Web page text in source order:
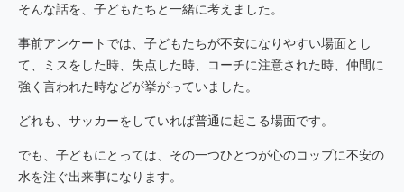
そんな話を、子どもたちと一緒に考えました。
事前アンケートでは、子どもたちが不安になりやすい場面とし
て、ミスをした時、失点した時、コーチに注意された時、仲間に
強く言われた時などが挙がっていました。
どれも、サッカーをしていれば普通に起こる場面です。
でも、子どもにとっては、その一つひとつが心のコップに不安の
水を注ぐ出来事になります。